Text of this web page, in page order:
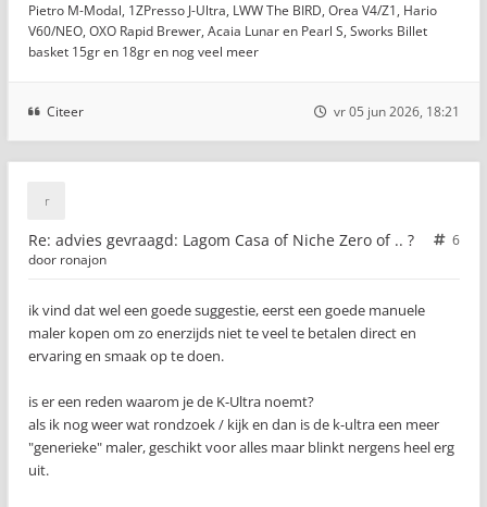
Pietro M-Modal, 1ZPresso J-Ultra, LWW The BIRD, Orea V4/Z1, Hario
V60/NEO, OXO Rapid Brewer, Acaia Lunar en Pearl S, Sworks Billet
basket 15gr en 18gr en nog veel meer
Citeer vr 05 jun 2026, 18:21
Re: advies gevraagd: Lagom Casa of Niche Zero of .. ?
6
door ronajon
ik vind dat wel een goede suggestie, eerst een goede manuele
maler kopen om zo enerzijds niet te veel te betalen direct en
ervaring en smaak op te doen.
is er een reden waarom je de K-Ultra noemt?
als ik nog weer wat rondzoek / kijk en dan is de k-ultra een meer
"generieke" maler, geschikt voor alles maar blinkt nergens heel erg
uit.